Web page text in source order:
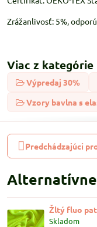
Zrážanlivosť: 5%,
Viac z kategórie
Výpredaj 30%
Vzory bavlna s
Predchádzajúci
Žltý fluo
Skladom